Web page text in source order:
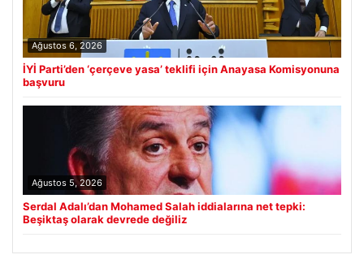
Ağustos 6, 2026
İYİ Parti’den ‘çerçeve yasa’ teklifi için Anayasa Komisyonuna
başvuru
Ağustos 5, 2026
Serdal Adalı’dan Mohamed Salah iddialarına net tepki:
Beşiktaş olarak devrede değiliz